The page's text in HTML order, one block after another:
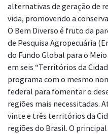
alternativas de geração de
vida, promovendo a
O Bem Diverso é fruto da
de Pesquisa Agropecuária
do Fundo Global para o
em seis “Territórios da
programa com o mesmo
federal para fomentar o
regiões mais necessitadas.
vinte e três territórios da
regiões do Brasil. O